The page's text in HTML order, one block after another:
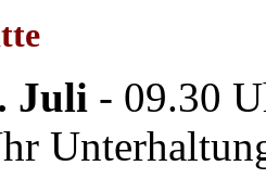
Juli - 09.30